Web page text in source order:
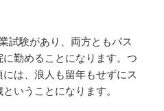
試験があり、両方ともパス
勤めることになります。つ
は、浪人も留年もせずにス
いうことになります。